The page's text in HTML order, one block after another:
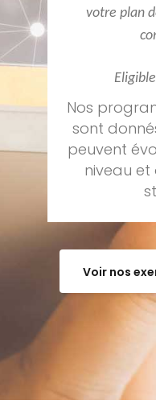
votre plan
Nos
sont
peuvent
niveau et
Voir nos